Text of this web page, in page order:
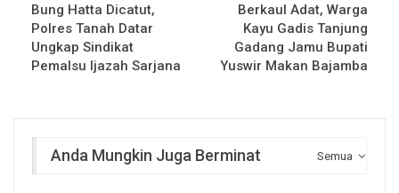
Bung Hatta Dicatut,
Polres Tanah Datar
Ungkap Sindikat
Pemalsu Ijazah Sarjana
Berkaul Adat, Warga
Kayu Gadis Tanjung
Gadang Jamu Bupati
Yuswir Makan Bajamba
Semua
Anda Mungkin Juga Berminat